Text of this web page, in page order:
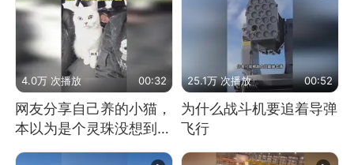
4.0万 次播放 00:32
网友分享自己养的小猫，
本以为是个灵珠没想到是
25.1万 次播放 00:52
为什么战斗机要追着导弹
飞行